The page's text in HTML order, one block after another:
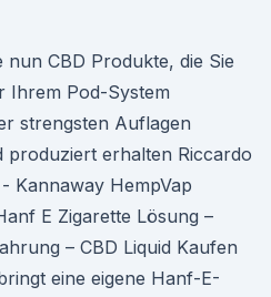
nun CBD Produkte, die Sie
Ihrem Pod-System
strengsten Auflagen
erhalten Riccardo
Kannaway HempVap
E Zigarette Lösung –
– CBD Liquid Kaufen
eine eigene Hanf-E-